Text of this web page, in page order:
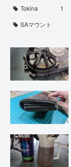
Tokina
1
SAマウント